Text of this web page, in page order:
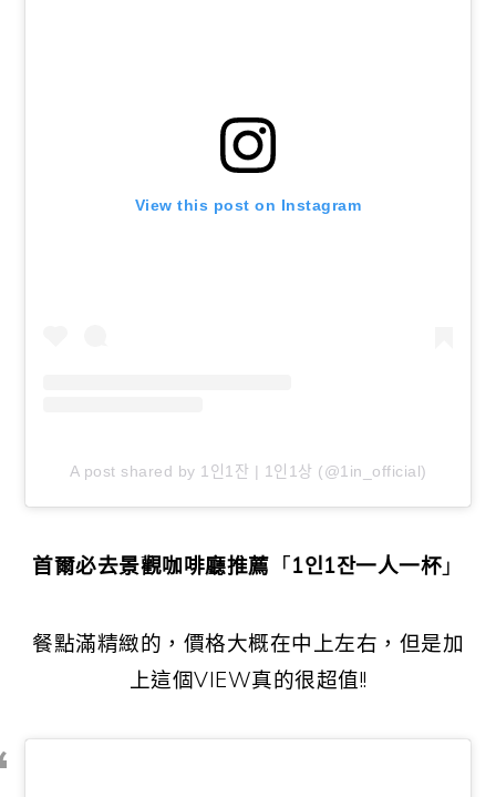
View this post on Instagram
A post shared by 1인1잔 | 1인1상 (@1in_official)
首爾必去景觀咖啡廳推薦 「1인1잔一人一杯 」
餐點滿精緻的，價格大概在中上左右，但是加
上這個VIEW真的很超值!!